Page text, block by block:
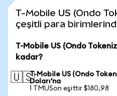
T-Mobile US (Ondo
çeşitli para
T-Mobile US (Ondo
kadar?
🇺🇸T-Mobile US (Ondo
Doları'na
1 TMUSon eşittir $180,98